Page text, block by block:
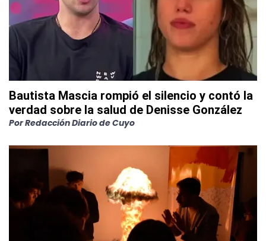
Bautista Mascia rompió el silencio y contó la
verdad sobre la salud de Denisse González
PorRedacción Diario de Cuyo